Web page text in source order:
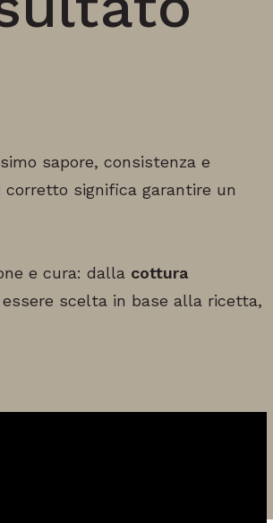
sapore, consistenza e
corretto significa garantire un
e cura: dalla cottura
scelta in base alla ricetta,